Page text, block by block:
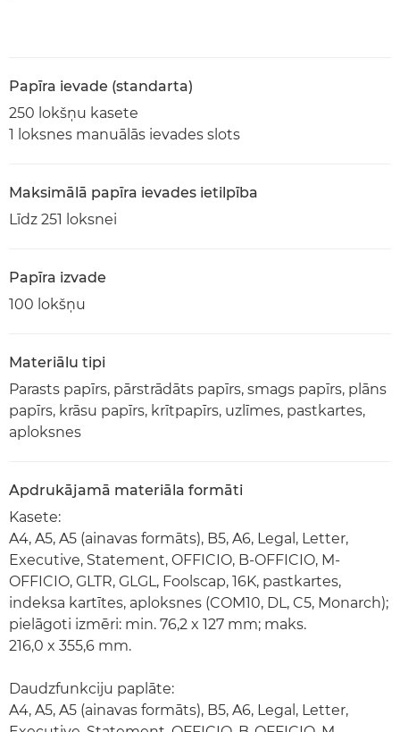
Papīra ievade (standarta)
250 lokšņu kasete
1 loksnes manuālās ievades slots
Maksimālā papīra ievades ietilpība
Līdz 251 loksnei
Papīra izvade
100 lokšņu
Materiālu tipi
Parasts papīrs, pārstrādāts papīrs, smags papīrs, plāns
papīrs, krāsu papīrs, krītpapīrs, uzlīmes, pastkartes,
aploksnes
Apdrukājamā materiāla formāti
Kasete:
A4, A5, A5 (ainavas formāts), B5, A6, Legal, Letter,
Executive, Statement, OFFICIO, B-OFFICIO, M-
OFFICIO, GLTR, GLGL, Foolscap, 16K, pastkartes,
indeksa kartītes, aploksnes (COM10, DL, C5, Monarch);
pielāgoti izmēri: min. 76,2 x 127 mm; maks.
216,0 x 355,6 mm.
Daudzfunkciju paplāte:
A4, A5, A5 (ainavas formāts), B5, A6, Legal, Letter,